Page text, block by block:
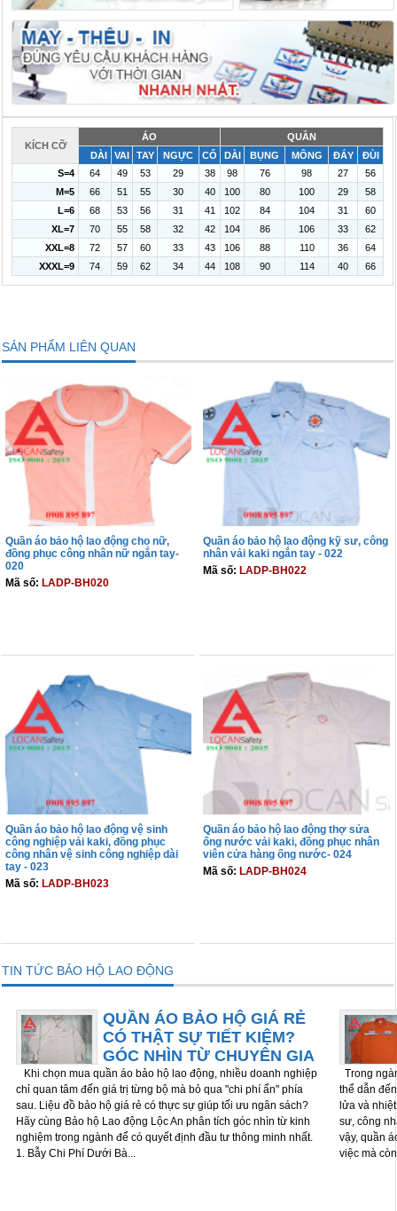
KÍCH CỠ
ÁO
QUẦN
DÀI
VAI TAY NGỰC CỔ DÀI BỤNG MÔNG ĐÁY
ĐÙI
S=4
64 49 53 29 38 98 76 98 27
56
M=5
66 51 55 30 40 100 80 100 29
58
L=6
68 53 56 31 41 102 84 104 31
60
XL=7
70 55 58 32 42 104 86 106 33
62
XXL=8
72 57 60 33 43 106 88 110 36
64
XXXL=9
74 59 62 34 44 108 90 114 40 66
SẢN PHẨM LIÊN QUAN
Quần áo bảo hộ lao động cho nữ,
đồng phục công nhân nữ ngắn tay-
020
Mã số: LADP-BH020
Quần áo bảo hộ lao động kỹ sư, công
nhân vải kaki ngắn tay - 022
Mã số: LADP-BH022
Quần áo bảo hộ lao động vệ sinh
công nghiệp vải kaki, đồng phục
công nhân vệ sinh công nghiệp dài
tay - 023
Mã số: LADP-BH023
Quần áo bảo hộ lao động thợ sửa
ống nước vải kaki, đồng phục nhân
viên cửa hàng ống nước- 024
Mã số: LADP-BH024
TIN TỨC BẢO HỘ LAO ĐỘNG
QUẦN ÁO BẢO HỘ GIÁ RẺ
CÓ THẬT SỰ TIẾT KIỆM?
GÓC NHÌN TỪ CHUYÊN GIA
Khi chọn mua quần áo bảo hộ lao động, nhiều doanh nghiệp
chỉ quan tâm đến giá trị từng bộ mà bỏ qua "chi phí ẩn" phía
sau. Liệu đồ bảo hộ giá rẻ có thực sự giúp tối ưu ngân sách?
Hãy cùng Bảo hộ Lao động Lộc An phân tích góc nhìn từ kinh
nghiệm trong ngành để có quyết định đầu tư thông minh nhất.
1. Bẫy Chi Phí Dưới Bà...
Trong
thể dẫn
lửa và
sư, công
vậy, quần
việc mà